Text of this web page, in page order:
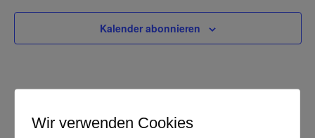
Kalender abonnieren
Wir verwenden Cookies